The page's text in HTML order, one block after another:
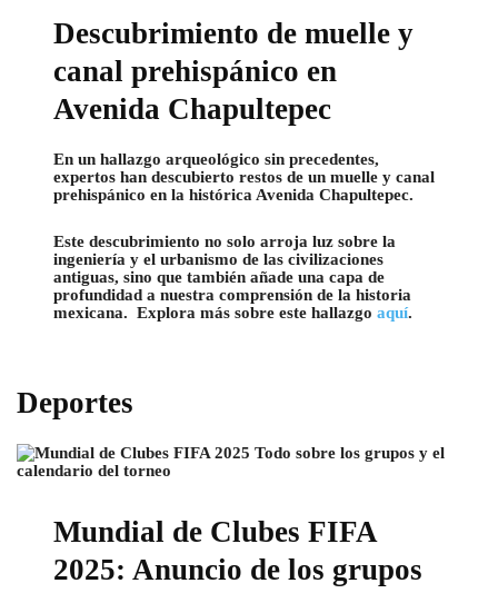
Descubrimiento de muelle y
canal prehispánico en
Avenida Chapultepec
En un hallazgo arqueológico sin precedentes,
expertos han descubierto restos de un muelle y canal
prehispánico en la histórica Avenida Chapultepec.
Este descubrimiento no solo arroja luz sobre la
ingeniería y el urbanismo de las civilizaciones
antiguas, sino que también añade una capa de
profundidad a nuestra comprensión de la historia
mexicana. Explora más sobre este hallazgoaquí.
Deportes
Mundial de Clubes FIFA
2025: Anuncio de los grupos